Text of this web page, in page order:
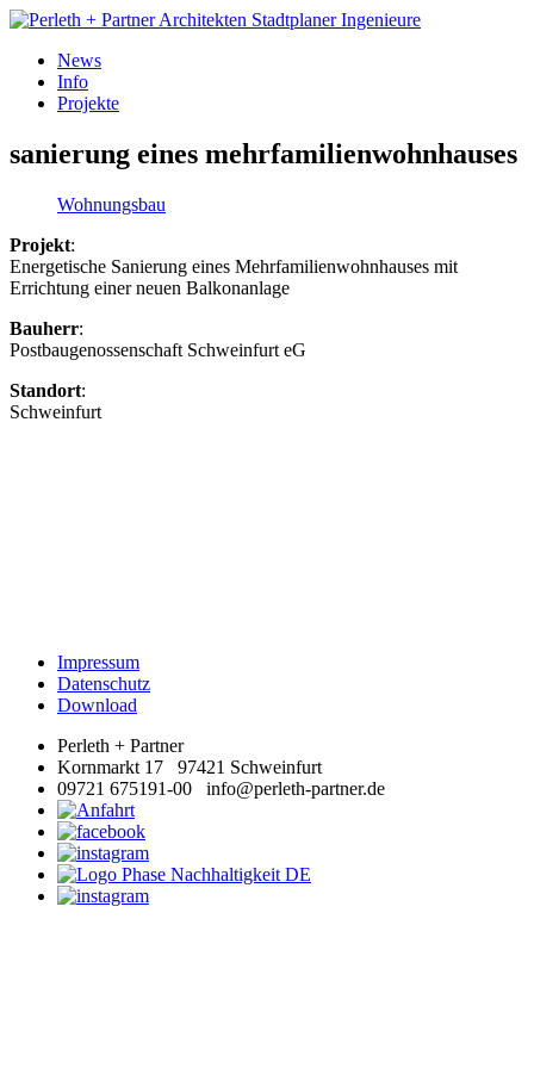
News
Info
Projekte
sanierung eines mehrfamilienwohnhauses
Wohnungsbau
Projekt:
Energetische Sanierung eines Mehrfamilienwohnhauses mit
Errichtung einer neuen Balkonanlage
Bauherr:
Postbaugenossenschaft Schweinfurt eG
Standort:
Schweinfurt
Impressum
Datenschutz
Download
Perleth + Partner
Kornmarkt 17 97421 Schweinfurt
09721 675191-00 info@perleth-partner.de